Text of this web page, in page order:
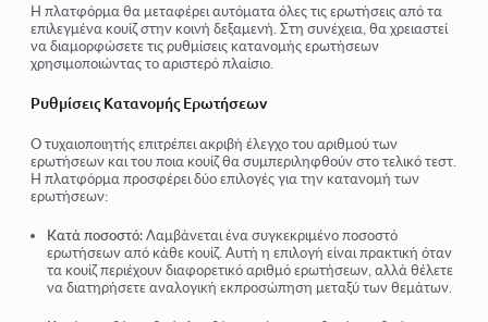
Η πλατφόρμα θα μεταφέρει αυτόματα όλες τις ερωτήσεις από τα
επιλεγμένα κουίζ στην κοινή δεξαμενή. Στη συνέχεια, θα χρειαστεί
να διαμορφώσετε τις ρυθμίσεις κατανομής ερωτήσεων
χρησιμοποιώντας το αριστερό πλαίσιο.
Ρυθμίσεις Κατανομής Ερωτήσεων
Ο τυχαιοποιητής επιτρέπει ακριβή έλεγχο του αριθμού των
ερωτήσεων και του ποια κουίζ θα συμπεριληφθούν στο τελικό τεστ.
Η πλατφόρμα προσφέρει δύο επιλογές για την κατανομή των
ερωτήσεων:
Κατά ποσοστό:Λαμβάνεται ένα συγκεκριμένο ποσοστό
ερωτήσεων από κάθε κουίζ. Αυτή η επιλογή είναι πρακτική όταν
τα κουίζ περιέχουν διαφορετικό αριθμό ερωτήσεων, αλλά θέλετε
να διατηρήσετε αναλογική εκπροσώπηση μεταξύ των θεμάτων.